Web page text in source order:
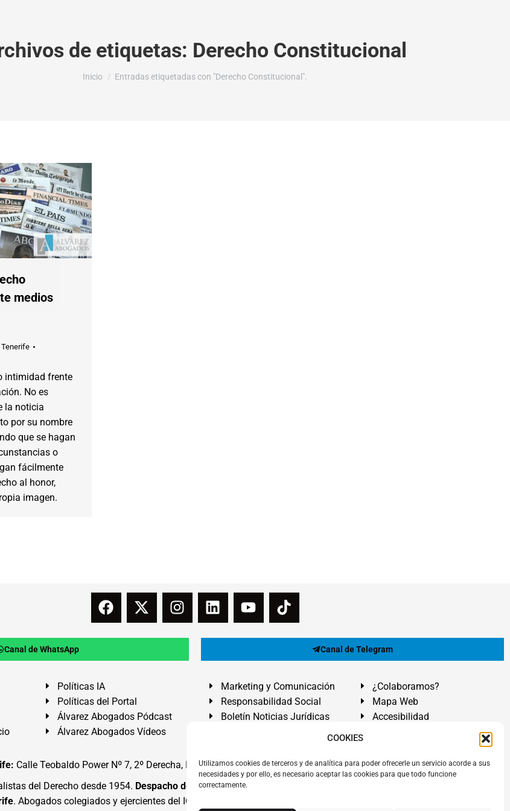
COOKIES
Utilizamos cookies de terceros y de analítica para poder ofrecerle un servicio acorde a sus
necesidades y por ello, es necesario aceptar las cookies para que todo funcione
correctamente.
de etiquetas: Derecho Constitucional
Estás aquí:
Inicio Entradas etiquetadas con "Derecho Constitucional".
medios
intimidad frente
No es
la noticia
por su nombre
que se hagan
o
fácilmente
al honor,
imagen.
Canal de WhatsApp Canal de Telegram
Políticas IA
Políticas del Portal
Álvarez Abogados Pódcast
Álvarez Abogados Vídeos
Marketing y Comunicación
Responsabilidad Social
Boletín Noticias Jurídicas
¿Colaboramos?
Mapa Web
Accesibilidad
Calle Teobaldo Power Nº 7, 2º Derecha, El Médano, Granadilla de Abona, Santa Cruz de Tenerife. Islas Canarias.
del Derecho desde 1954. Despacho de Abogados El Médano
. Abogados colegiados y ejercientes del ICATF.